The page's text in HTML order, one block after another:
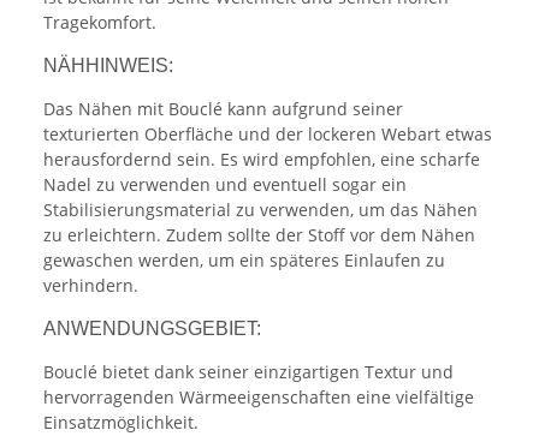
Tragekomfort.
NÄHHINWEIS:
Das Nähen mit Bouclé kann aufgrund seiner
texturierten Oberfläche und der lockeren Webart etwas
herausfordernd sein. Es wird empfohlen, eine scharfe
Nadel zu verwenden und eventuell sogar ein
Stabilisierungsmaterial zu verwenden, um das Nähen
zu erleichtern. Zudem sollte der Stoff vor dem Nähen
gewaschen werden, um ein späteres Einlaufen zu
verhindern.
ANWENDUNGSGEBIET:
Bouclé bietet dank seiner einzigartigen Textur und
hervorragenden Wärmeeigenschaften eine vielfältige
Einsatzmöglichkeit.